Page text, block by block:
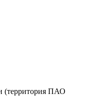
(территория ПАО